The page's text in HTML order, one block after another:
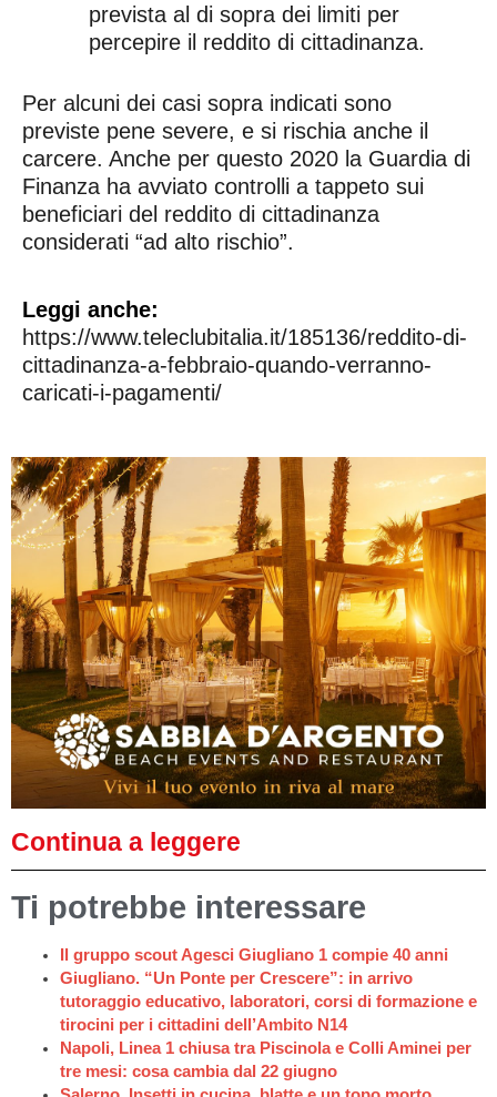
prevista al di sopra dei limiti per
percepire il reddito di cittadinanza.
Per alcuni dei casi sopra indicati sono
previste pene severe, e si rischia anche il
carcere. Anche per questo 2020 la Guardia di
Finanza ha avviato controlli a tappeto sui
beneficiari del reddito di cittadinanza
considerati “ad alto rischio”.
Leggi anche:
https://www.teleclubitalia.it/185136/reddito-di-
cittadinanza-a-febbraio-quando-verranno-
caricati-i-pagamenti/
Continua a leggere
Ti potrebbe interessare
Il gruppo scout Agesci Giugliano 1 compie 40 anni
Giugliano. “Un Ponte per Crescere”: in arrivo
tutoraggio educativo, laboratori, corsi di formazione e
tirocini per i cittadini dell’Ambito N14
Napoli, Linea 1 chiusa tra Piscinola e Colli Aminei per
tre mesi: cosa cambia dal 22 giugno